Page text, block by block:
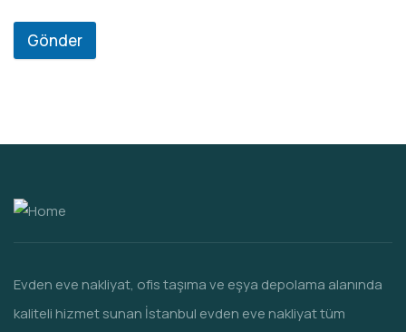
Gönder
Evden eve nakliyat, ofis taşıma ve eşya depolama alanında
kaliteli hizmet sunan İstanbul evden eve nakliyat tüm